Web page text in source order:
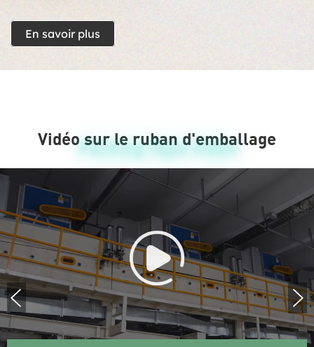
En savoir plus
Vidéo sur le ruban d'emballage
Packing Tape Video